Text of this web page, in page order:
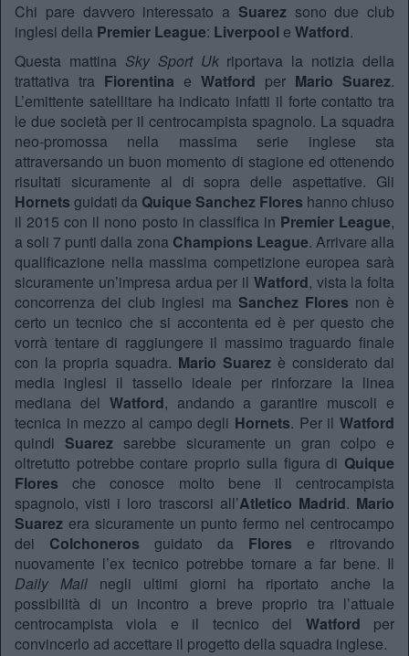
Chi pare davvero interessato a Suarezsono due club
inglesi della Premier League: Liverpool e Watford.
Questa mattina Sky Sport Ukriportava la notizia della
trattativa tra Fiorentina e Watford per Mario Suarez.
L’emittente satellitare ha indicato infatti il forte contatto tra
le due società per il centrocampista spagnolo. La squadra
neo-promossa nella massima serie inglese sta
attraversando un buon momento di stagione ed ottenendo
risultati sicuramente al di sopra delle aspettative. Gli
Hornets guidati da Quique Sanchez Flores hanno chiuso
il 2015 con il nono posto in classifica in Premier League,
a soli 7 punti dalla zona Champions League. Arrivare alla
qualificazione nella massima competizione europea sarà
sicuramente un’impresa ardua per il Watford, vista la folta
concorrenza dei club inglesi ma Sanchez Flores non è
certo un tecnico che si accontenta ed è per questo che
vorrà tentare di raggiungere il massimo traguardo finale
con la propria squadra. Mario Suarez è considerato dai
media inglesi il tassello ideale per rinforzare la linea
mediana del Watford, andando a garantire muscoli e
tecnica in mezzo al campo degli Hornets. Per il Watford
quindi Suarezsarebbe sicuramente un gran colpo e
oltretutto potrebbe contare proprio sulla figura di Quique
Flores che conosce molto bene il centrocampista
spagnolo, visti i loro trascorsi all’Atletico Madrid. Mario
Suarez era sicuramente un punto fermo nel centrocampo
dei Colchoneros guidato da Flores e ritrovando
nuovamente l’ex tecnico potrebbe tornare a far bene. Il
Daily Mailnegli ultimi giorni ha riportato anche la
possibilità di un incontro a breve proprio tra l’attuale
centrocampista viola e il tecnico del Watford per
convincerlo ad accettare il progetto della squadra inglese.